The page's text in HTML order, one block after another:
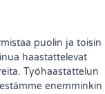
puolin ja toisin
haastattelevat
Työhaastattelun
enemminkin